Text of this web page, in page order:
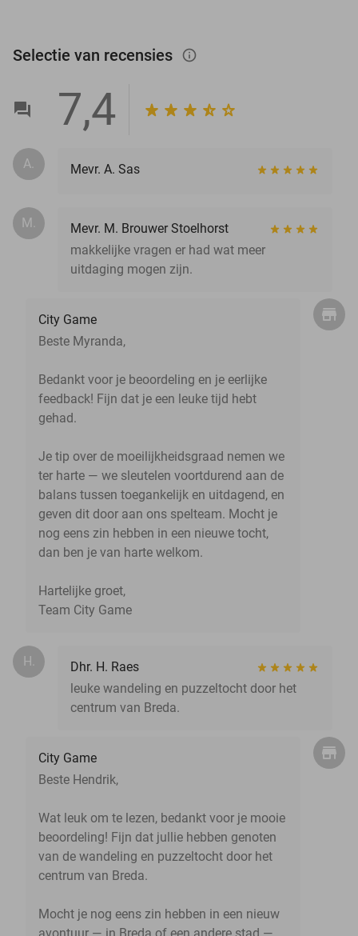
Selectie van recensies info_outlined
7,4
A. Mevr. A. Sas
M.
Mevr. M. Brouwer Stoelhorst
makkelijke vragen er had wat meer
uitdaging mogen zijn.
City Game
Beste Myranda,
Bedankt voor je beoordeling en je eerlijke
feedback! Fijn dat je een leuke tijd hebt
gehad.
Je tip over de moeilijkheidsgraad nemen we
ter harte — we sleutelen voortdurend aan de
balans tussen toegankelijk en uitdagend, en
geven dit door aan ons spelteam. Mocht je
nog eens zin hebben in een nieuwe tocht,
dan ben je van harte welkom.
Hartelijke groet,
Team City Game
H.
Dhr. H. Raes
leuke wandeling en puzzeltocht door het
centrum van Breda.
City Game
Beste Hendrik,
Wat leuk om te lezen, bedankt voor je mooie
beoordeling! Fijn dat jullie hebben genoten
van de wandeling en puzzeltocht door het
centrum van Breda.
Mocht je nog eens zin hebben in een nieuw